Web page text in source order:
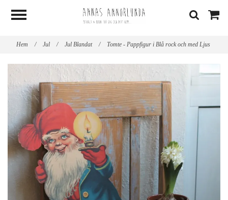
Hem / Jul / Jul Blandat / Tomte - Pappfigur i Blå rock och med Ljus